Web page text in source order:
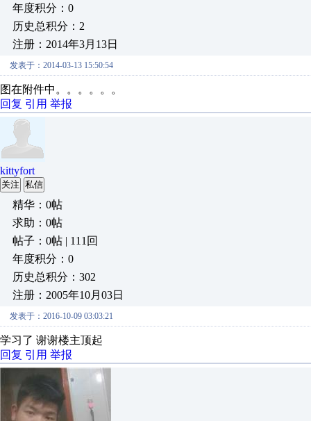
年度积分：0
历史总积分：2
注册：2014年3月13日
发表于：2014-03-13 15:50:54
图在附件中。。。。。。
回复 引用 举报
kittyfort
关注 私信
精华：0帖
求助：0帖
帖子：0帖 | 111回
年度积分：0
历史总积分：302
注册：2005年10月03日
发表于：2016-10-09 03:03:21
学习了 谢谢楼主顶起
回复 引用 举报